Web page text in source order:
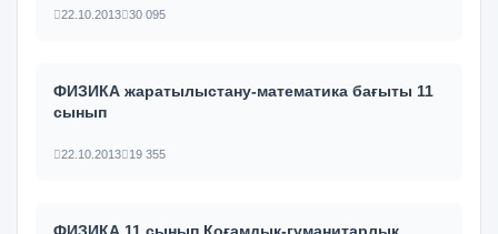
22.10.2013 30 095
ФИЗИКА жаратылыстану-математика бағыты 11
сынып
22.10.2013 19 355